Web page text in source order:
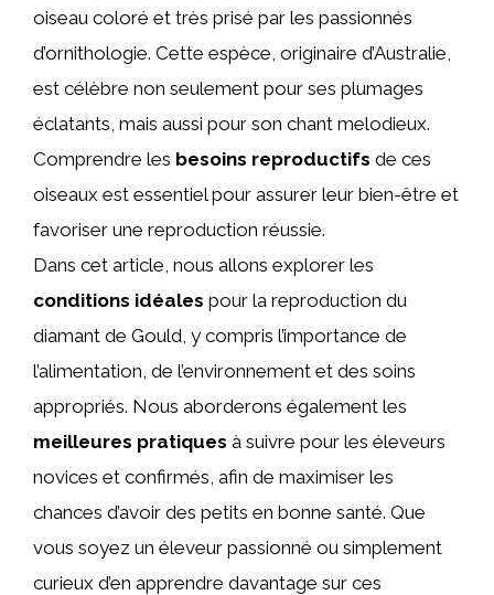
oiseau coloré et très prisé par les passionnés
d’ornithologie. Cette espèce, originaire d’Australie,
est célèbre non seulement pour ses plumages
éclatants, mais aussi pour son chant melodieux.
Comprendre les besoins reproductifs de ces
oiseaux est essentiel pour assurer leur bien-être et
favoriser une reproduction réussie.
Dans cet article, nous allons explorer les
conditions idéales pour la reproduction du
diamant de Gould, y compris l’importance de
l’alimentation, de l’environnement et des soins
appropriés. Nous aborderons également les
meilleures pratiques à suivre pour les éleveurs
novices et confirmés, afin de maximiser les
chances d’avoir des petits en bonne santé. Que
vous soyez un éleveur passionné ou simplement
curieux d’en apprendre davantage sur ces